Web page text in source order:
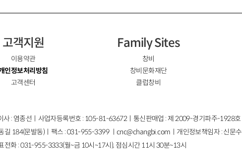
고객지원
이용약관
인정보처리방침
고객센터
Family Sites
창비
창비문화재단
클럽창비
사 : 염종선ㅣ사업자등록번호 : 105-81-63672ㅣ통신판매업 : 제 2009-경기파주-1928호
길 184(문발동)ㅣ팩스 : 031-955-3399 ㅣcnc@changbi.com ㅣ개인정보책임자 : 신문수
전화 : 031-955-3333(월~금 10시~17시), 점심시간 11시 30분~13시